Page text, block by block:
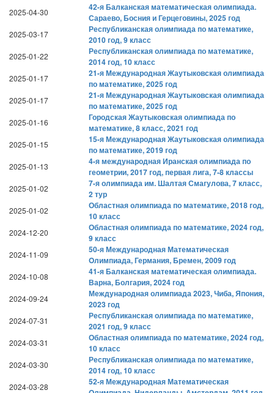
2025-04-30
42-я Балканская математическая олимпиада.
Сараево, Босния и Герцеговины, 2025 год
2025-03-17
Республиканская олимпиада по математике,
2010 год, 9 класс
2025-01-22
Республиканская олимпиада по математике,
2014 год, 10 класс
2025-01-17
21-я Международная Жаутыковская олимпиада
по математике, 2025 год
2025-01-17
21-я Международная Жаутыковская олимпиада
по математике, 2025 год
2025-01-16
Городская Жаутыковская олимпиада по
математике, 8 класс, 2021 год
2025-01-15
15-я Международная Жаутыковская олимпиада
по математике, 2019 год
2025-01-13
4-я международная Иранская олимпиада по
геометрии, 2017 год, первая лига, 7-8 классы
2025-01-02
7-я олимпиада им. Шалтая Смагулова, 7 класс,
2 тур
2025-01-02
Областная олимпиада по математике, 2018 год,
10 класс
2024-12-20
Областная олимпиада по математике, 2024 год,
9 класс
2024-11-09
50-я Международная Математическая
Oлимпиада, Германия, Бремен, 2009 год
2024-10-08
41-я Балканская математическая олимпиада.
Варна, Болгария, 2024 год
2024-09-24
Международная олимпиада 2023, Чиба, Япония,
2023 год
2024-07-31
Республиканская олимпиада по математике,
2021 год, 9 класс
2024-03-31
Областная олимпиада по математике, 2024 год,
10 класс
2024-03-30
Республиканская олимпиада по математике,
2014 год, 10 класс
2024-03-28
52-я Международная Математическая